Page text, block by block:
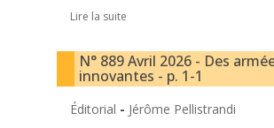
Lire la suite
N° 889 Avril 2026 - Des
innovantes - p. 1-1
Éditorial - Jérôme Pellistrandi